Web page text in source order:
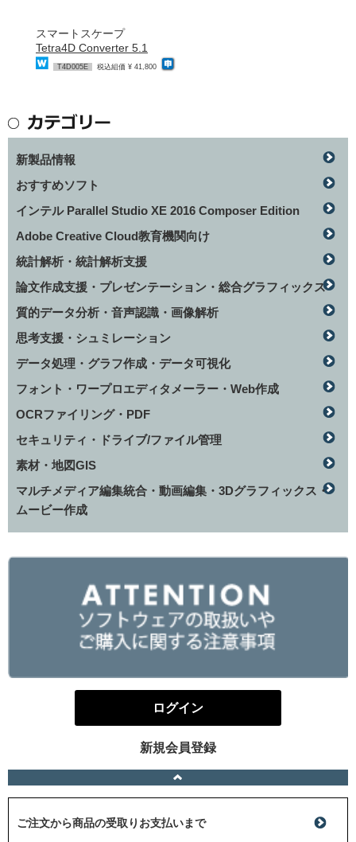
スマートスケープ
Tetra4D Converter 5.1
T4D005E 税込組価 ¥ 41,800
新製品情報
おすすめソフト
インテル Parallel Studio XE 2016 Composer Edition
Adobe Creative Cloud教育機関向け
統計解析・統計解析支援
論文作成支援・プレゼンテーション・総合グラフィックス
質的データ分析・音声認識・画像解析
思考支援・シュミレーション
データ処理・グラフ作成・データ可視化
フォント・ワープロエディタメーラー・Web作成
OCRファイリング・PDF
セキュリティ・ドライブ/ファイル管理
素材・地図GIS
マルチメディア編集統合・動画編集・3Dグラフィックス・
ムービー作成
ログイン
新規会員登録
ご注文から商品の受取りお支払いまで